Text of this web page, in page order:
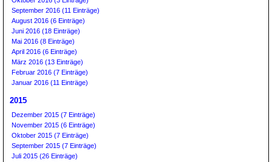
September 2016 (11 Einträge)
August 2016 (6 Einträge)
Juni 2016 (18 Einträge)
Mai 2016 (8 Einträge)
April 2016 (6 Einträge)
März 2016 (13 Einträge)
Februar 2016 (7 Einträge)
Januar 2016 (11 Einträge)
2015
Dezember 2015 (7 Einträge)
November 2015 (6 Einträge)
Oktober 2015 (7 Einträge)
September 2015 (7 Einträge)
Juli 2015 (26 Einträge)